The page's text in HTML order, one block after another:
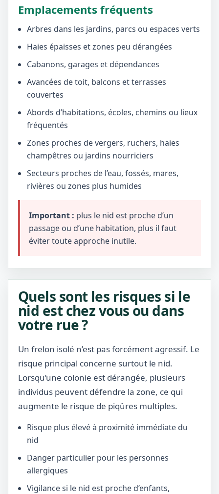
Emplacements fréquents
Arbres dans les jardins, parcs ou espaces verts
Haies épaisses et zones peu dérangées
Cabanons, garages et dépendances
Avancées de toit, balcons et terrasses
couvertes
Abords d’habitations, écoles, chemins ou lieux
fréquentés
Zones proches de vergers, ruchers, haies
champêtres ou jardins nourriciers
Secteurs proches de l’eau, fossés, mares,
rivières ou zones plus humides
Important : plus le nid est proche d’un
passage ou d’une habitation, plus il faut
éviter toute approche inutile.
Quels sont les risques si le
nid est chez vous ou dans
votre rue ?
Un frelon isolé n’est pas forcément agressif. Le
risque principal concerne surtout le nid.
Lorsqu’une colonie est dérangée, plusieurs
individus peuvent défendre la zone, ce qui
augmente le risque de piqûres multiples.
Risque plus élevé à proximité immédiate du
nid
Danger particulier pour les personnes
allergiques
Vigilance si le nid est proche d’enfants,